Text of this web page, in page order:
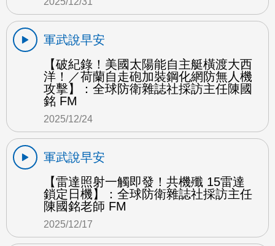
軍武說早安
【破紀錄！美國太陽能自主艇橫渡大西
洋！／荷蘭自走砲加裝鋼化網防無人機
攻擊】：全球防衛雜誌社採訪主任陳國
銘 FM
2025/12/24
軍武說早安
【雷達照射一觸即發！共機殲 15雷達
鎖定日機】：全球防衛雜誌社採訪主任
陳國銘老師 FM
2025/12/17